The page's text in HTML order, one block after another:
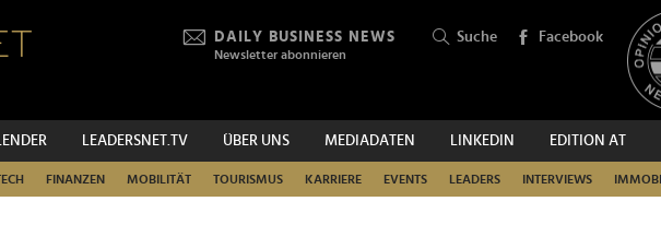
DAILY BUSINESS NEWS
Newsletter abonnieren
Suche Facebook
LEADERSNET.TV ÜBER UNS MEDIADATEN LINKEDIN EDITION AT
FINANZEN MOBILITÄT TOURISMUS KARRIERE EVENTS LEADERS INTERVIEWS
SUCHEN